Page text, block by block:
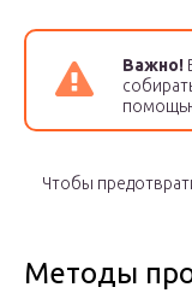
Важно!
Чтобы
Методы